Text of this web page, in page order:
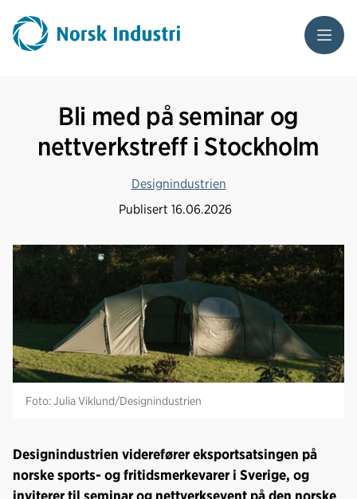
Meny
Bli med på seminar og
nettverkstreff i Stockholm
Designindustrien
Publisert 16.06.2026
Foto: Julia Viklund/Designindustrien
Designindustrien viderefører eksportsatsingen på
norske sports- og fritidsmerkevarer i Sverige, og